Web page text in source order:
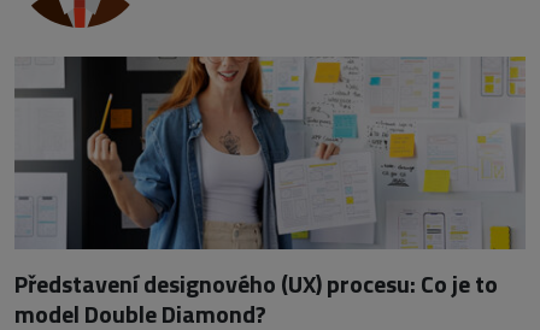
Představení designového (UX) procesu: Co je to
model Double Diamond?